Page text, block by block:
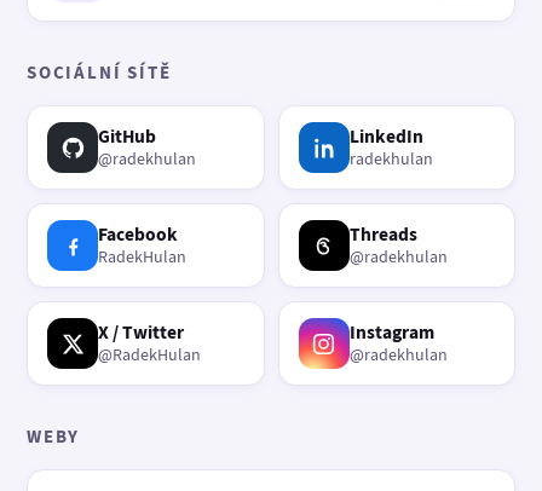
SOCIÁLNÍ SÍTĚ
GitHub
@radekhulan
LinkedIn
radekhulan
Facebook
RadekHulan
Threads
@radekhulan
X / Twitter
@RadekHulan
Instagram
@radekhulan
WEBY